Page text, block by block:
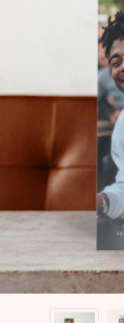
Unsere
4,8 bei Google
die wir
+49 39292
Montag -
Samstag -